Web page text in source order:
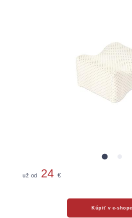
už od 24€
Kúpiť v e-shope